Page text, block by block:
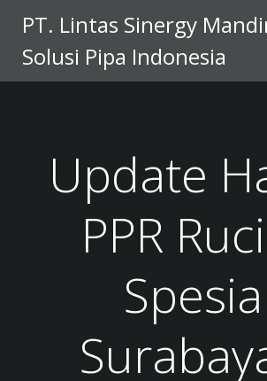
to
content
PT. Lintas Sinergy
Solusi Pipa Indonesia
Update
PPR